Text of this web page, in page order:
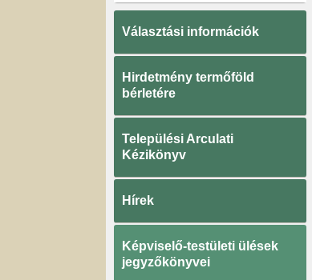
Választási információk
Hirdetmény termőföld
bérletére
Települési Arculati
Kézikönyv
Hírek
Képviselő-testületi ülések
jegyzőkönyvei